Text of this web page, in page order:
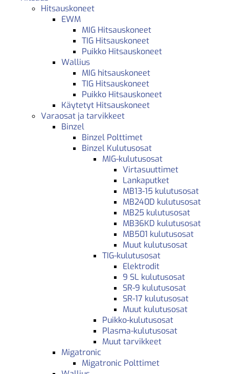
Hitsauskoneet
EWM
MIG Hitsauskoneet
TIG Hitsauskoneet
Puikko Hitsauskoneet
Wallius
MIG hitsauskoneet
TIG Hitsauskoneet
Puikko Hitsauskoneet
Käytetyt Hitsauskoneet
Varaosat ja tarvikkeet
Binzel
Binzel Polttimet
Binzel Kulutusosat
MIG-kulutusosat
Virtasuuttimet
Lankaputket
MB13-15 kulutusosat
MB240D kulutusosat
MB25 kulutusosat
MB36KD kulutusosat
MB501 kulutusosat
Muut kulutusosat
TIG-kulutusosat
Elektrodit
9 SL kulutusosat
SR-9 kulutusosat
SR-17 kulutusosat
Muut kulutusosat
Puikko-kulutusosat
Plasma-kulutusosat
Muut tarvikkeet
Migatronic
Migatronic Polttimet